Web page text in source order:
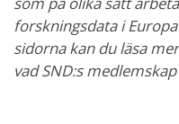
forskningsdata i
sidorna kan du läsa
vad SND:s